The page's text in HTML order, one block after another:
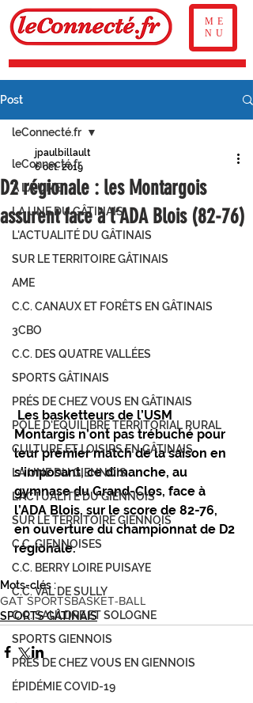
ME
NU
Post
leConnecté.fr
À LA UNE
LA UNE DU GÂTINAIS
L'ACTUALITÉ DU GÂTINAIS
SUR LE TERRITOIRE GÂTINAIS
AME
C.C. CANAUX ET FORÊTS EN GÂTINAIS
3CBO
C.C. DES QUATRE VALLÉES
SPORTS GÂTINAIS
PRÉS DE CHEZ VOUS EN GÂTINAIS
PÔLE D'ÉQUILIBRE TERRITORIAL RURAL
CULTURE ET LOISIRS EN GÂTINAIS
LA UNE DU GIENNOIS
L'ACTUALITÉ DU GIENNOIS
SUR LE TERRITOIRE GIENNOIS
C.C. GIENNOISES
C.C. BERRY LOIRE PUISAYE
C.C. VAL DE SULLY
C.C. SAULDRE ET SOLOGNE
SPORTS GIENNOIS
PRÈS DE CHEZ VOUS EN GIENNOIS
ÉPIDÉMIE COVID-19
leConnecté.fr
D2 régionale : les Montargois
assurent face à l’ADA Blois (82-76)
jpaulbillault
6 oct. 2019
Les basketteurs de l’USM
Montargis n’ont pas trébuché pour
leur premier match de la saison en
s’imposant, ce dimanche, au
gymnase du Grand-Clos, face à
l’ADA Blois, sur le score de 82-76,
en ouverture du championnat de D2
régionale.
Mots-clés :
GAT SPORTSBASKET-BALL
SPORTS GÂTINAIS